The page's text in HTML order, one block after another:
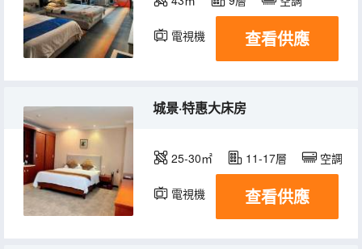
電視機 查看供應
城景·特惠大床房
25-30㎡ 11-17層 空調
電視機 查看供應